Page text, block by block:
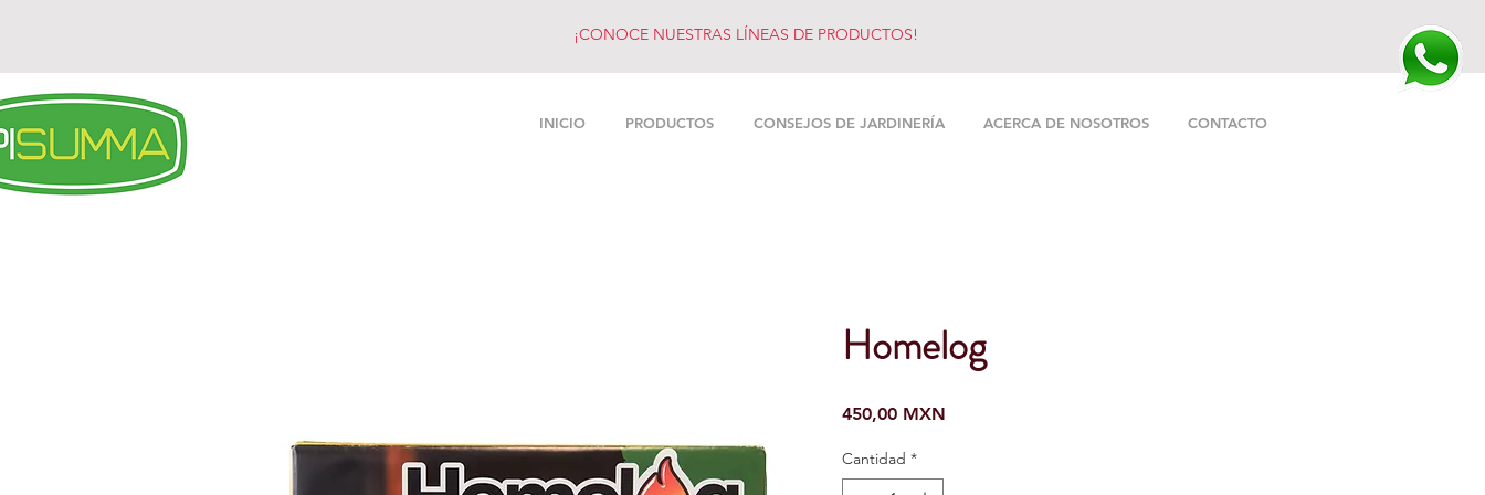
¡CONOCE NUESTRAS LÍNEAS DE PRODUCTOS!
INICIO PRODUCTOS CONSEJOS DE JARDINERÍA ACERCA DE NOSOTROS CONTACTO
Homelog
450,00 MXN
Cantidad *